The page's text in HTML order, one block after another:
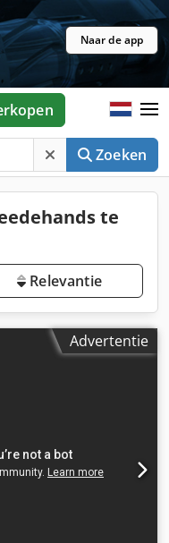
Naar de app
Zoeken
te
Relevantie
Advertentie